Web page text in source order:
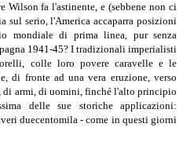
Wilson fa l'astinente, e (sebbene non ci
sul serio, l'America accaparra posizioni
mondiale di prima linea, pur senza
1941-45? I tradizionali imperialisti
colle loro povere caravelle e le
di fronte ad una vera eruzione, verso
armi, di uomini, finché l'alto principio
delle sue storiche applicazioni:
duecentomila - come in questi giorni